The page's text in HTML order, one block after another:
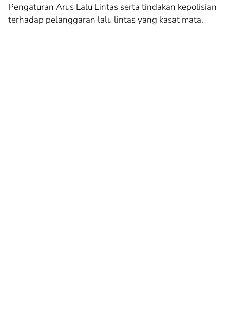
Pengaturan Arus Lalu Lintas serta tindakan kepolisian
terhadap pelanggaran lalu lintas yang kasat mata.